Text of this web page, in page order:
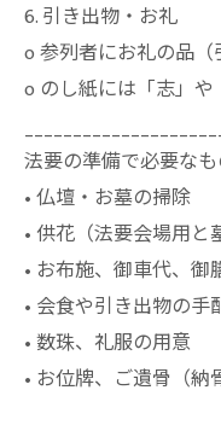
6. 引き出物・お礼
o 参列者にお礼の品（
o のし紙には「志」や
法要の準備で必要なも
• 仏壇・お墓の掃除
• 供花（法要会場用と
• お布施、御車代、御
• 会食や引き出物の手
• 数珠、礼服の用意
• お位牌、ご遺骨（